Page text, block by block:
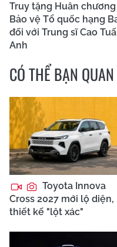
Truy tặng Huân chương
Bảo vệ Tổ quốc hạng
đối với Trung sĩ Cao
Anh
CÓ THỂ BẠN
Toyota Innova
Cross 2027 mới lộ diện,
thiết kế "lột xác"